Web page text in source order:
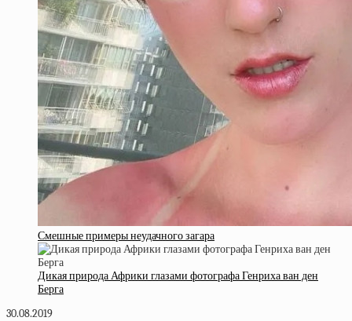
Смешные примеры неудачного загара
Дикая природа Африки глазами фотографа Генриха ван ден
Берга
30.08.2019